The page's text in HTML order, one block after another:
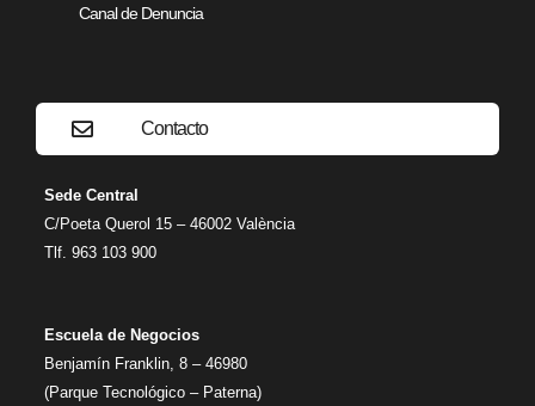
Canal de Denuncia
Contacto
Sede Central
C/Poeta Querol 15 – 46002 València
Tlf. 963 103 900
Escuela de Negocios
Benjamín Franklin, 8 – 46980
(Parque Tecnológico – Paterna)